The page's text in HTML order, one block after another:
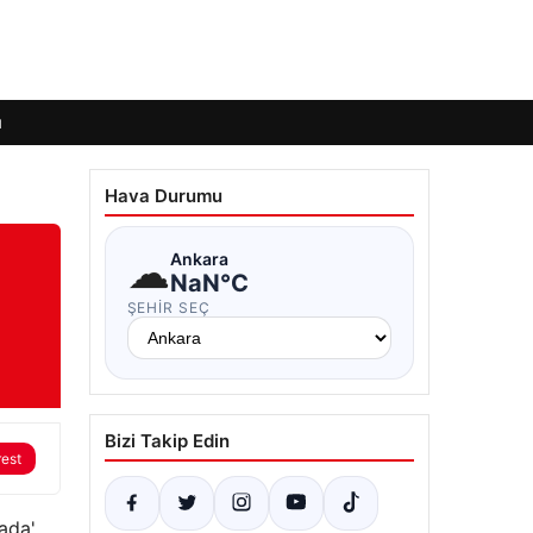
Hava Durumu
☁Ankara
NaN°C
ŞEHIR SEÇ
Bizi Takip Edin